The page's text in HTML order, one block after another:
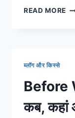
READ MORE
को
की
ब्लॉग और किस्से
Before
कब, कहां